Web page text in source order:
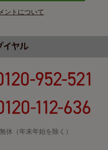
ントについて
休（年末年始を除く）